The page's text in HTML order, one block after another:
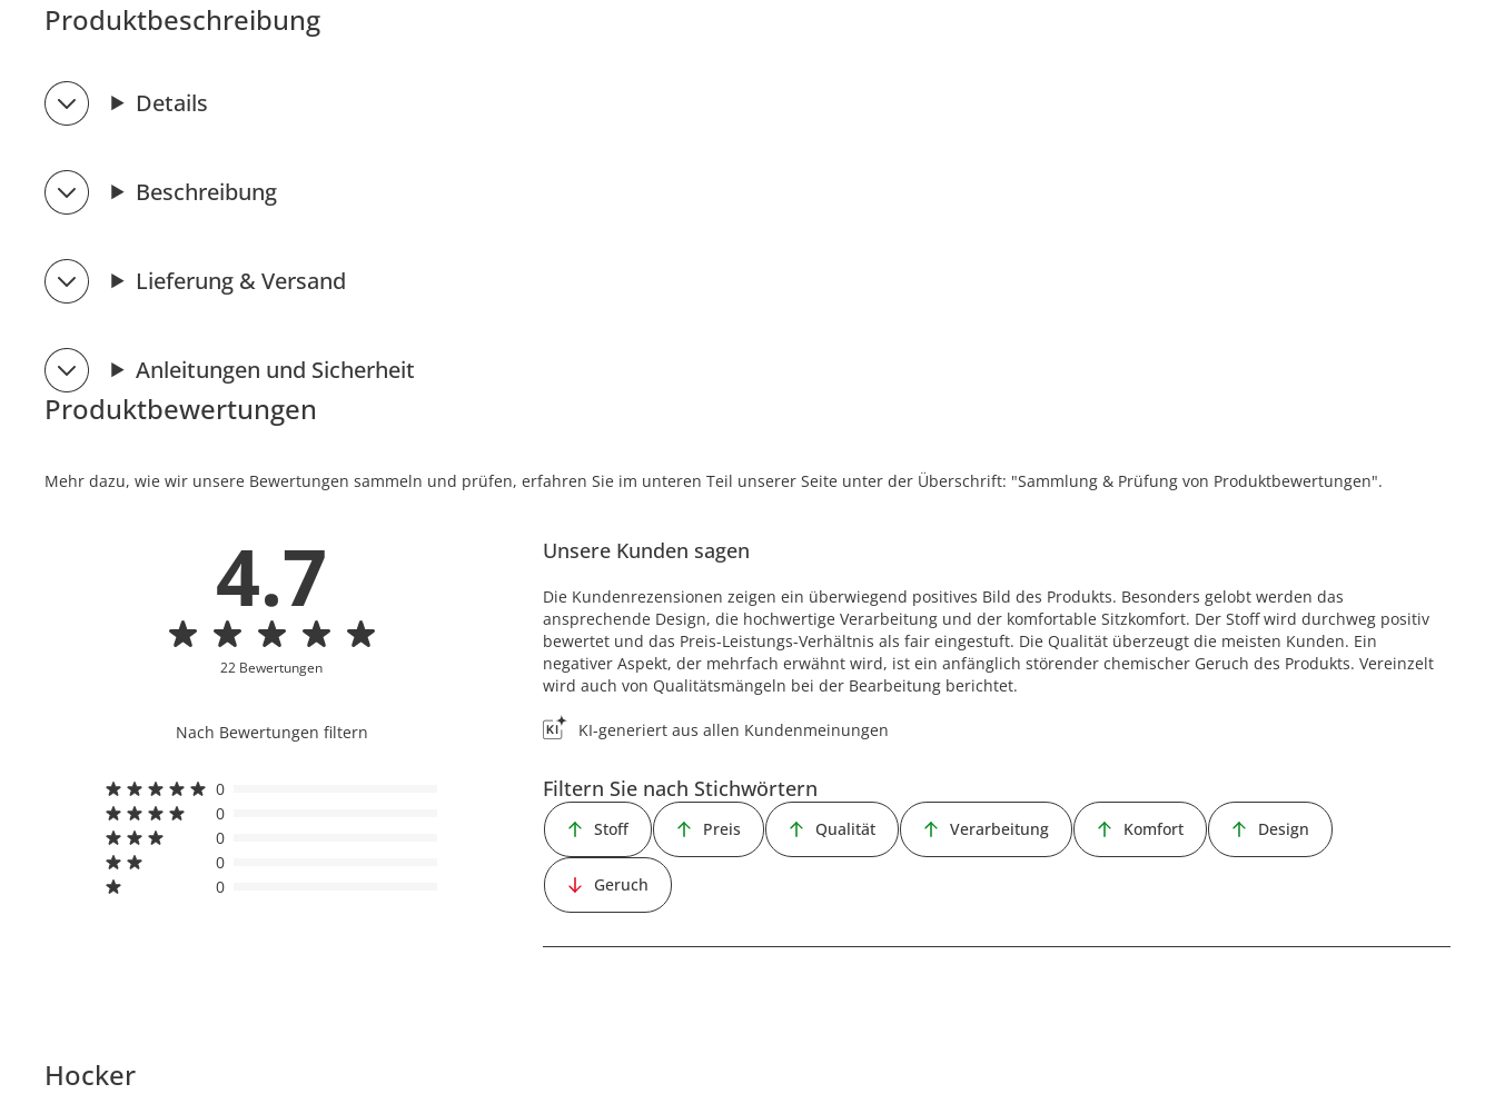
Produktbeschreibung
Details
Beschreibung
Lieferung & Versand
Anleitungen und Sicherheit
Produktbewertungen
Mehr dazu, wie wir unsere Bewertungen sammeln und prüfen, erfahren Sie im unteren Teil unserer Seite unter der Überschrift: "Sammlung & Prüfung von Produktbewertungen".
4.7
22 Bewertungen
Nach Bewertungen filtern
0
0
0
0
0
Unsere Kunden sagen
Die Kundenrezensionen zeigen ein überwiegend positives Bild des Produkts. Besonders gelobt werden das
ansprechende Design, die hochwertige Verarbeitung und der komfortable Sitzkomfort. Der Stoff wird durchweg positiv
bewertet und das Preis-Leistungs-Verhältnis als fair eingestuft. Die Qualität überzeugt die meisten Kunden. Ein
negativer Aspekt, der mehrfach erwähnt wird, ist ein anfänglich störender chemischer Geruch des Produkts. Vereinzelt
wird auch von Qualitätsmängeln bei der Bearbeitung berichtet.
KI-generiert aus allen Kundenmeinungen
Filtern Sie nach Stichwörtern
Stoff Preis Qualität Verarbeitung Komfort Design
Geruch
Hocker